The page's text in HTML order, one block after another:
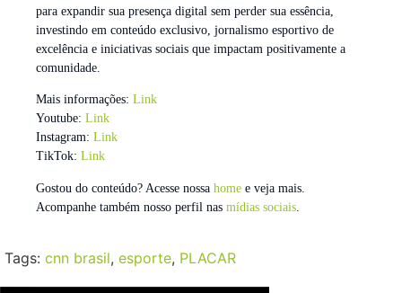
para expandir sua presença digital sem perder sua essência,
investindo em conteúdo exclusivo, jornalismo esportivo de
excelência e iniciativas sociais que impactam positivamente a
comunidade.
Mais informações: Link
Youtube: Link
Instagram: Link
TikTok: Link
Gostou do conteúdo? Acesse nossa home e veja mais.
Acompanhe também nosso perfil nas mídias sociais
Tags: cnn brasil, esporte, PLACAR